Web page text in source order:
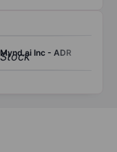
Mynd.ai Inc - ADR